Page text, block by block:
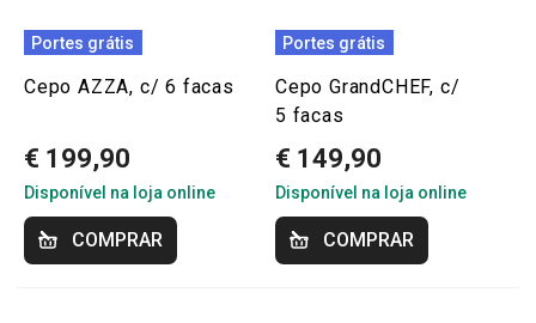
Portes grátis
Cepo AZZA, c/ 6 facas
€ 199,90
Disponível na loja online
COMPRAR
Portes grátis
Cepo GrandCHEF, c/
5 facas
€ 149,90
Disponível na loja online
COMPRAR